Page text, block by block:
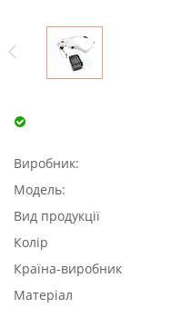
Виробник:
Модель:
Вид продукції
Колір
Країна-виробник
Матеріал